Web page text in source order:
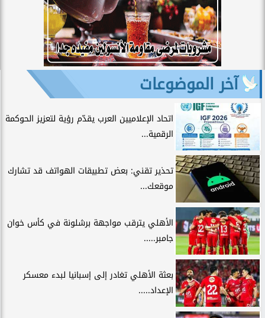
آخر الموضوعات
اتحاد الإعلاميين العرب يقدّم رؤية لتعزيز الحوكمة
الرقمية...
تحذير تقني: بعض تطبيقات الهواتف قد تشارك
موقعك...
الأهلي يترقب مواجهة برشلونة في كأس خوان
جامبر.....
بعثة الأهلي تغادر إلى إسبانيا لبدء معسكر
الإعداد.....